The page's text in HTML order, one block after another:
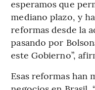
esperamos que
mediano plazo, y
reformas desde la
pasando por
este Gobierno”,
Esas reformas han